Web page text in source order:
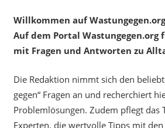
Willkommen auf Wastungegen.org
Auf dem Portal Wastungegen.org
mit Fragen und Antworten zu
Die Redaktion nimmt sich den
gegen“ Fragen an und recherchiert
Problemlösungen. Zudem pflegt das
Experten, die wertvolle Tipps mit